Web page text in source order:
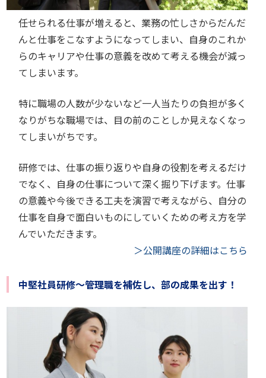
任せられる仕事が増えると、業務の忙しさからだんだ
んと仕事をこなすようになってしまい、自身のこれか
らのキャリアや仕事の意義を改めて考える機会が減っ
てしまいます。
特に職場の人数が少ないなど一人当たりの負担が多く
なりがちな職場では、目の前のことしか見えなくなっ
てしまいがちです。
研修では、仕事の振り返りや自身の役割を考えるだけ
でなく、自身の仕事について深く掘り下げます。仕事
の意義や今後できる工夫を演習で考えながら、自分の
仕事を自身で面白いものにしていくための考え方を学
んでいただきます。
＞公開講座の詳細はこちら
中堅社員研修～管理職を補佐し、部の成果を出す！